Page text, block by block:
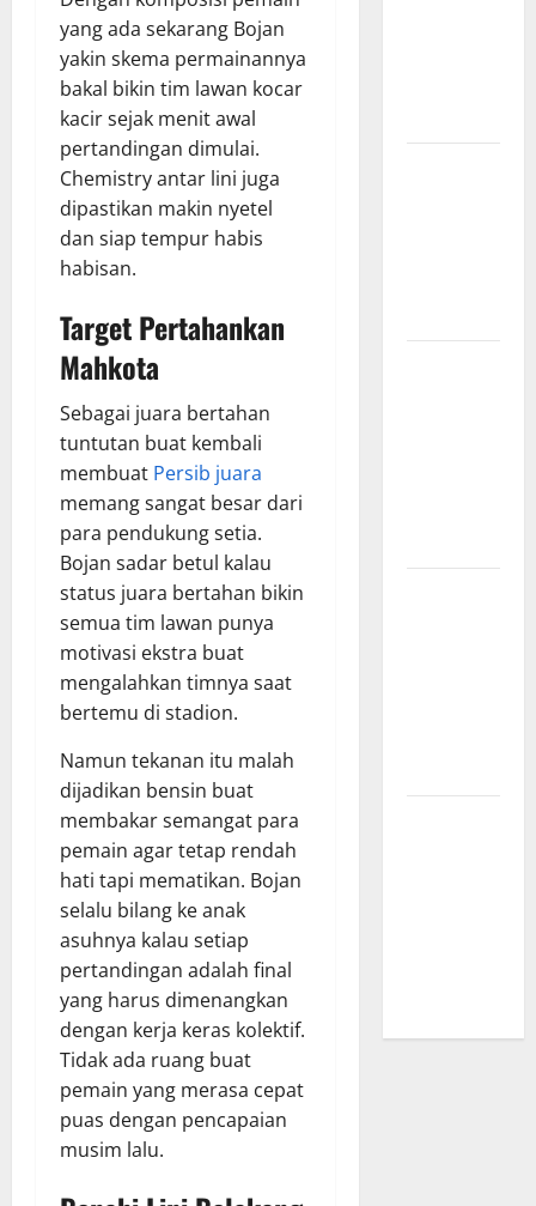
yang ada sekarang Bojan
yakin skema permainannya
bakal bikin tim lawan kocar
kacir sejak menit awal
pertandingan dimulai.
Chemistry antar lini juga
dipastikan makin nyetel
dan siap tempur habis
habisan.
Target Pertahankan
Mahkota
Sebagai juara bertahan
tuntutan buat kembali
membuat Persib juara
memang sangat besar dari
para pendukung setia.
Bojan sadar betul kalau
status juara bertahan bikin
semua tim lawan punya
motivasi ekstra buat
mengalahkan timnya saat
bertemu di stadion.
Namun tekanan itu malah
dijadikan bensin buat
membakar semangat para
pemain agar tetap rendah
hati tapi mematikan. Bojan
selalu bilang ke anak
asuhnya kalau setiap
pertandingan adalah final
yang harus dimenangkan
dengan kerja keras kolektif.
Tidak ada ruang buat
pemain yang merasa cepat
puas dengan pencapaian
musim lalu.